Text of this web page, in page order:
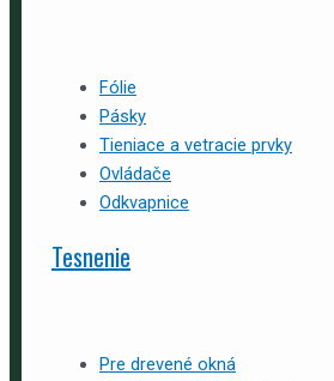
Fólie
Pásky
Tieniace a vetracie prvky
Ovládače
Odkvapnice
Tesnenie
Pre drevené okná